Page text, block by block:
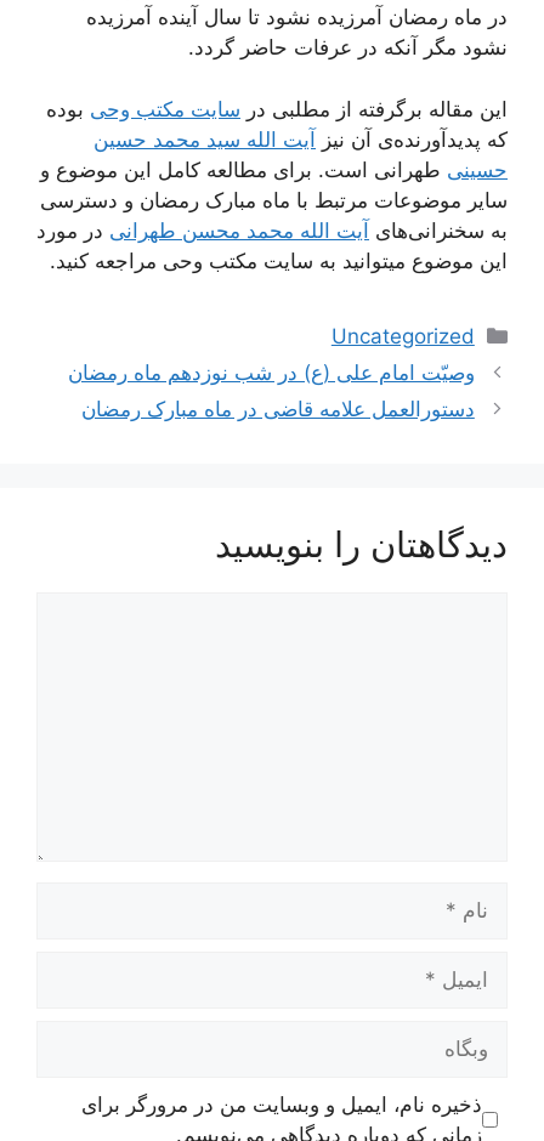
در ماه رمضان آمرزیده نشود تا سال آینده آمرزیده
نشود مگر آنکه در عرفات حاضر گردد.
این مقاله برگرفته از مطلبی در سایت مکتب وحی بوده
که پدیدآورنده‌ی آن نیز آیت الله سید محمد حسین
حسینی طهرانی است. برای مطالعه کامل این موضوع و
سایر موضوعات مرتبط با ماه مبارک رمضان و دسترسی
به سخنرانی‌های آیت الله محمد محسن طهرانی در مورد
این موضوع میتوانید به سایت مکتب وحی مراجعه کنید.
دسته‌ها
Uncategorized
ناوبری
نوشته‌ها
وصیّت امام علی (ع) در شب نوزدهم ماه رمضان
دستورالعمل علامه قاضی در ماه مبارک رمضان
دیدگاهتان را بنویسید
وبگاه
ذخیره نام، ایمیل و وبسایت من در مرورگر برای
زمانی که دوباره دیدگاهی می‌نویسم.